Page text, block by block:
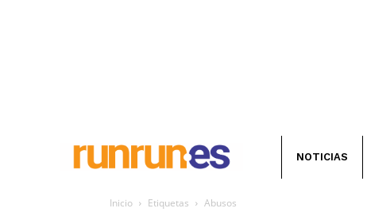
NOTICIAS
Inicio Etiquetas Abusos